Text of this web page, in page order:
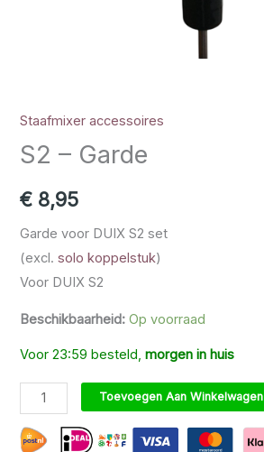
Staafmixer accessoires
S2 – Garde
€ 8,95
Garde voor DUIX S2 set
(excl.solo koppelstuk)
Voor DUIX S2
Beschikbaarheid: Op voorraad
Voor 23:59 besteld,morgen in huis
S2 - Garde aantalToevoegen Aan Winkelwagen